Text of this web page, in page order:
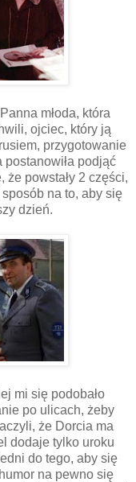
młoda, która
ojciec, który ją
przygotowanie
postanowiła podjąć
że powstały 2 części,
sposób na to, aby się
dzień.
mi się podobało
po ulicach, żeby
że Dorcia ma
dodaje tylko uroku
do tego, aby się
na pewno się